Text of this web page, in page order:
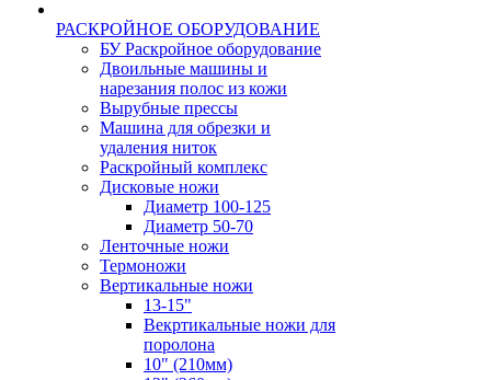
РАСКРОЙНОЕ ОБОРУДОВАНИЕ
БУ Раскройное оборудование
Двоильные машины и
нарезания полос из кожи
Вырубные прессы
Машина для обрезки и
удаления ниток
Раскройный комплекс
Дисковые ножи
Диаметр 100-125
Диаметр 50-70
Ленточные ножи
Термоножи
Вертикальные ножи
13-15"
Векртикальные ножи для
поролона
10" (210мм)